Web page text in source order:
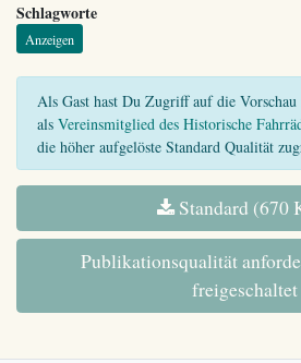
Schlagworte
Anzeigen
Als Gast hast Du Zugriff auf die
als Vereinsmitglied des Historische
die höher aufgelöste Standard Qualität
Standard (670
Publikationsqualität
freigeschaltet